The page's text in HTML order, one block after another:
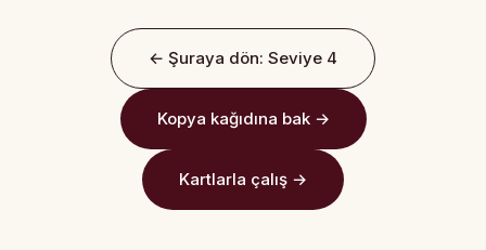
← Şuraya dön: Seviye 4
Kopya kağıdına bak →
Kartlarla çalış →